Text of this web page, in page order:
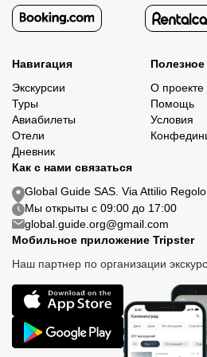
Навигация
Экскурсии
Туры
Авиабилеты
Отели
Дневник
Полезное
О проекте
Помощь
Условия
Как с нами связаться
Global Guide SAS. Via Attilio
Мы открыты с 09:00 до 17:00
global.guide.org@gmail.com
Мобильное приложение Tripster
Наш партнер по организации